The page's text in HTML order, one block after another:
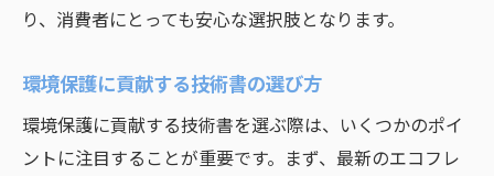
り、消費者にとっても安心な選択肢となります。
環境保護に貢献する技術書の選び方
環境保護に貢献する技術書を選ぶ際は、いくつかのポイ
ントに注目することが重要です。まず、最新のエコフレ